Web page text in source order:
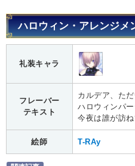
ハロウィン・アレンジメ
礼装キャラ
フレーバー
テキスト
カルデア、た
ハロウィンパー
今夜は誰が訪ね
絵師 T-RAy